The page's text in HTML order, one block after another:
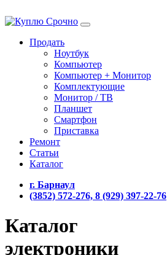
Продать
Ноутбук
Компьютер
Компьютер + Монитор
Комплектующие
Монитор / ТВ
Планшет
Смартфон
Приставка
Ремонт
Статьи
Каталог
г. Барнаул
(3852) 572-276, 8 (929) 397-22-76
Каталог
электроники